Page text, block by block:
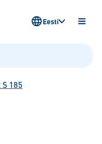
AVA
Eesti